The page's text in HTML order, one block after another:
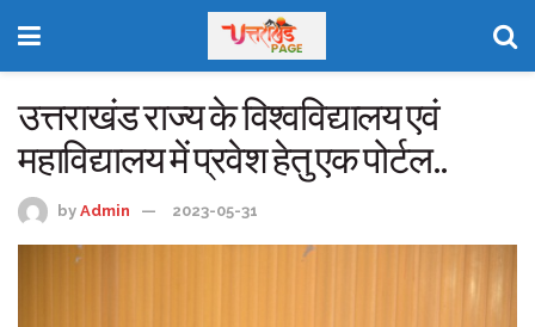
उत्तराखंड राज्य के विश्वविद्यालय एवं
महाविद्यालय में प्रवेश हेतु एक पोर्टल..
by Admin 2023-05-31